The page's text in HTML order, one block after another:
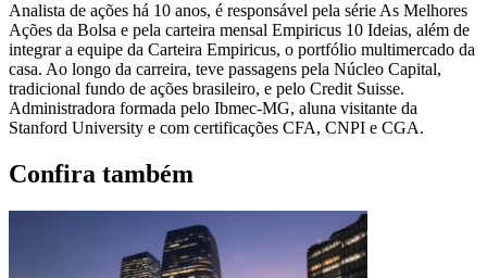
Analista de ações há 10 anos, é responsável pela série As Melhores
Ações da Bolsa e pela carteira mensal Empiricus 10 Ideias, além de
integrar a equipe da Carteira Empiricus, o portfólio multimercado da
casa. Ao longo da carreira, teve passagens pela Núcleo Capital,
tradicional fundo de ações brasileiro, e pelo Credit Suisse.
Administradora formada pelo Ibmec-MG, aluna visitante da
Stanford University e com certificações CFA, CNPI e CGA.
Confira também